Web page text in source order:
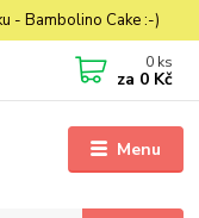
- Bambolino Cake :-)
Menu
0 ks
za 0 Kč